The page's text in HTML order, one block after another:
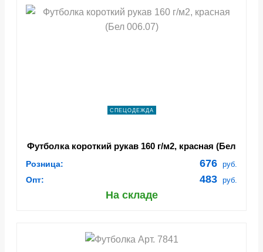
СПЕЦОДЕЖДА
Футболка короткий рукав 160 г/м2, красная (Бел
Розница: 676 руб.
Опт: 483 руб.
На складе